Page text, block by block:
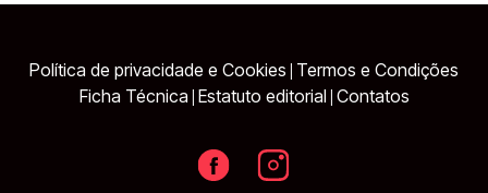
Política de privacidade e Cookies Termos e Condições
Ficha Técnica Estatuto editorial Contatos